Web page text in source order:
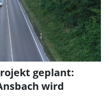
geplant:
wird